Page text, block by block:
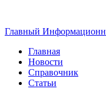
Главный
Главная
Новости
Справочник
Статьи